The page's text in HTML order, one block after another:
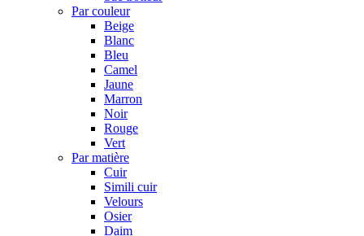
Par couleur
Beige
Blanc
Bleu
Camel
Jaune
Marron
Noir
Rouge
Vert
Par matière
Cuir
Simili cuir
Velours
Osier
Daim